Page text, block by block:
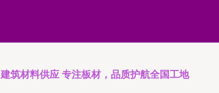
建筑材料供应 专注板材，品质护航全国工地